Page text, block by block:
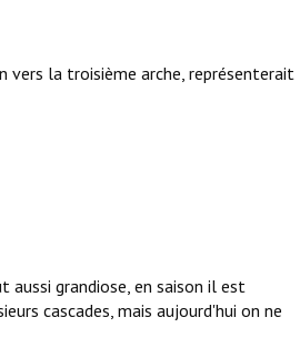
vers la troisième arche, représenterait
aussi grandiose, en saison il est
cascades, mais aujourd'hui on ne